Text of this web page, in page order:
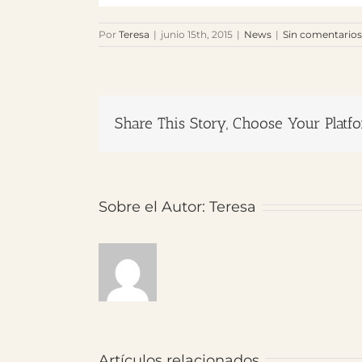
Por Teresa | junio 15th, 2015 | News | Sin comentarios
Share This Story, Choose Your
Sobre el Autor: Teresa